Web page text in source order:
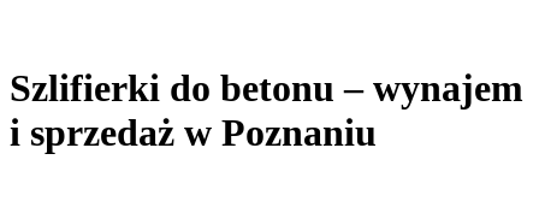
Szlifierki do betonu – wynajem
i sprzedaż w Poznaniu